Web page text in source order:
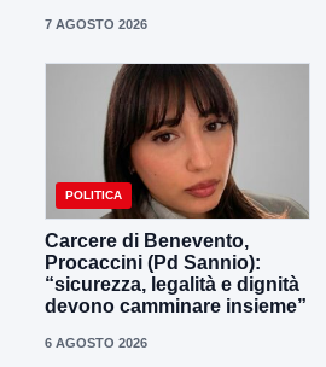
7 AGOSTO 2026
POLITICA
Carcere di Benevento,
Procaccini (Pd Sannio):
“sicurezza, legalità e dignità
devono camminare insieme”
6 AGOSTO 2026